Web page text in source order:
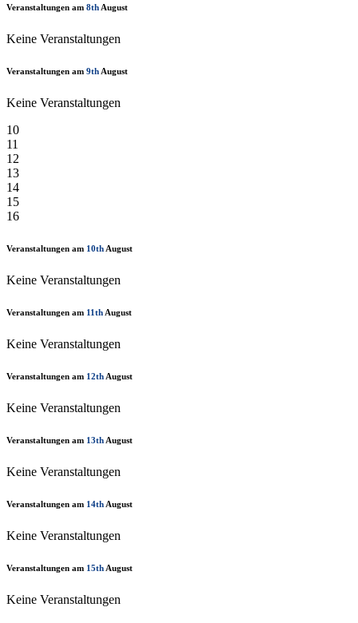
Veranstaltungen am 8th August
Keine Veranstaltungen
Veranstaltungen am 9th August
Keine Veranstaltungen
10
11
12
13
14
15
16
Veranstaltungen am 10th August
Keine Veranstaltungen
Veranstaltungen am 11th August
Keine Veranstaltungen
Veranstaltungen am 12th August
Keine Veranstaltungen
Veranstaltungen am 13th August
Keine Veranstaltungen
Veranstaltungen am 14th August
Keine Veranstaltungen
Veranstaltungen am 15th August
Keine Veranstaltungen